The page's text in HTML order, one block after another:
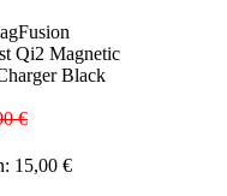
Qi2 Magnetic
Black
€
15,00 €